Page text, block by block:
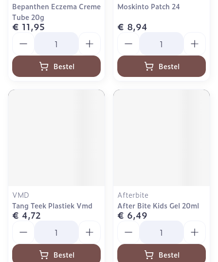
Bepanthen Eczema Creme
Tube 20g
€ 11,95
Bestel
Moskinto Patch 24
€ 8,94
Bestel
VMD
Tang Teek Plastiek Vmd
€ 4,72
Bestel
Afterbite
After Bite Kids Gel 20ml
€ 6,49
Bestel